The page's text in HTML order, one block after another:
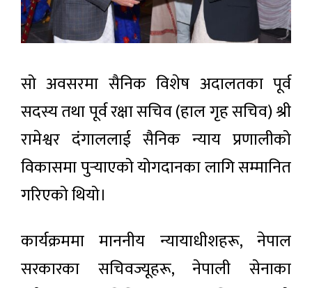
सो अवसरमा सैनिक विशेष अदालतका पूर्व
सदस्य तथा पूर्व रक्षा सचिव (हाल गृह सचिव) श्री
रामेश्वर दंगाललाई सैनिक न्याय प्रणालीको
विकासमा पुर्‍याएको योगदानका लागि सम्मानित
गरिएको थियो।
कार्यक्रममा माननीय न्यायाधीशहरू, नेपाल
सरकारका सचिवज्यूहरू, नेपाली सेनाका